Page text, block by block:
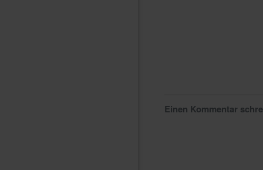
Einen Kommentar